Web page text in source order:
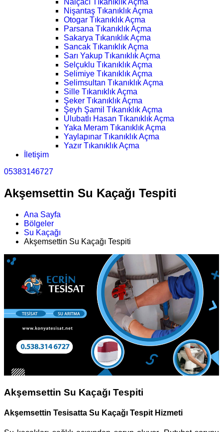
Nalçacı Tıkanıklık Açma
Nişantaş Tıkanıklık Açma
Otogar Tıkanıklık Açma
Parsana Tıkanıklık Açma
Sakarya Tıkanıklık Açma
Sancak Tıkanıklık Açma
Sarı Yakup Tıkanıklık Açma
Selçuklu Tıkanıklık Açma
Selimiye Tıkanıklık Açma
Selimsultan Tıkanıklık Açma
Sille Tıkanıklık Açma
Şeker Tıkanıklık Açma
Şeyh Şamil Tıkanıklık Açma
Ulubatlı Hasan Tıkanıklık Açma
Yaka Meram Tıkanıklık Açma
Yaylapınar Tıkanıklık Açma
Yazır Tıkanıklık Açma
İletişim
05383146727
Akşemsettin Su Kaçağı Tespiti
Ana Sayfa
Bölgeler
Su Kaçağı
Akşemsettin Su Kaçağı Tespiti
Akşemsettin Su Kaçağı Tespiti
Akşemsettin Tesisatta Su Kaçağı Tespit Hizmeti